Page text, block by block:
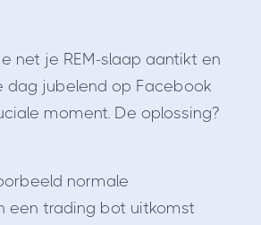
net je REM-slaap aantikt en
dag jubelend op Facebook
moment. De oplossing?
normale
een trading bot uitkomst